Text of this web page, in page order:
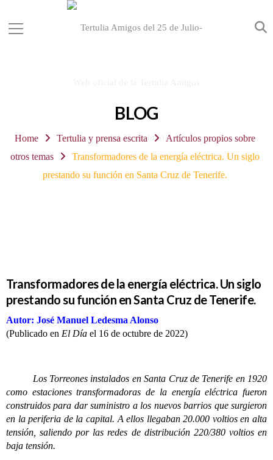
BLOG
Home Tertulia y prensa escrita
Artículos propios sobre
otros temas
Transformadores de la energía eléctrica. Un siglo
prestando su función en Santa Cruz de Tenerife.
Transformadores de la energía eléctrica. Un siglo
prestando su función en Santa Cruz de Tenerife.
Autor: José Manuel Ledesma Alonso
(Publicado en El Día el 16 de octubre de 2022)
Los Torreones instalados en Santa Cruz de Tenerife en 1920
como estaciones transformadoras de la energía eléctrica fueron
construidos para dar suministro a los nuevos barrios que surgieron
en la periferia de la capital. A ellos llegaban 20.000 voltios en alta
tensión, saliendo por las redes de distribución 220/380 voltios en
baja tensión.